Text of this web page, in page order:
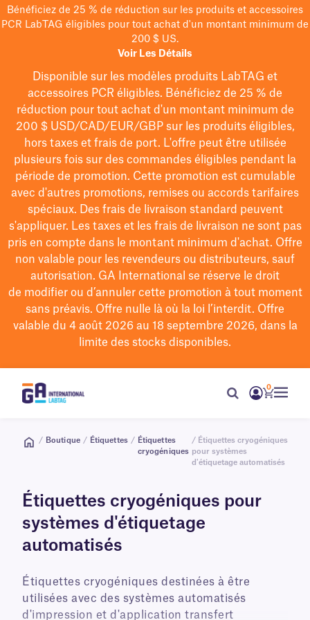
Bénéficiez de 25 % de réduction sur les produits et accessoires
PCR LabTAG éligibles pour tout achat d'un montant minimum de
200 $ US.
Voir Les Détails
Disponible sur les modèles produits LabTAG et
accessoires PCR éligibles. Bénéficiez de 25 % de
réduction pour tout achat d'un montant minimum de
200 $USD/CAD/EUR/GBPsur les produits éligibles,
hors taxes et frais de port. L'offre peut être utilisée
plusieurs fois sur des commandes éligibles pendant la
période de promotion. Cette promotion est cumulable
avec d'autres promotions, remises ou accords tarifaires
spéciaux. Des frais de livraison standard peuvent
s'appliquer. Les taxes et les frais de livraison ne sont pas
pris en compte dans le montant minimum d'achat. Offre
non valable pour les revendeurs ou distributeurs, sauf
autorisation. GA International se réserve le droit
de modifierou d’annuler cette promotion à tout moment
sans préavis. Offre nulle là où la loi l’interdit. Offre
valable du 4 août 2026 au 18 septembre 2026, dans la
limite des stocks disponibles.
0
/ Boutique / Étiquettes / Étiquettes
cryogéniques
/ Étiquettes cryogéniques
pour systèmes
d'étiquetage automatisés
Étiquettes cryogéniques pour
systèmes d'étiquetage
automatisés
Étiquettes cryogéniques destinées à être
utilisées avec des systèmes automatisés
d'impression et d'application transfert